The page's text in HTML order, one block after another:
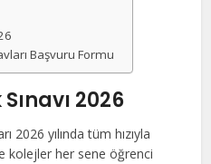
Başvuru Formu
2026
2026 yılında tüm hızıyla
kolejler her sene öğrenci